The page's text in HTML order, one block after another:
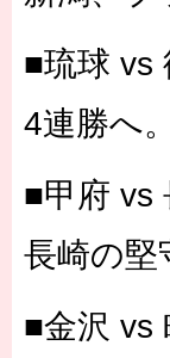
■琉球 vs
4連勝へ
■甲府 vs
長崎の堅
■金沢 vs